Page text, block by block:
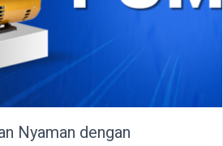
Nyaman dengan